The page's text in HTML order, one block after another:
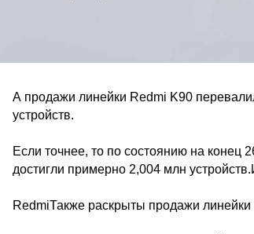
А продажи линейки Redmi K90
устройств.
Если точнее, то по состоянию на
достигли примерно 2,004 млн
RedmiТакже раскрыты продажи линейки